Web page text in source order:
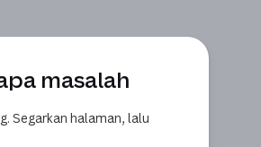
masalah
Segarkan halaman, lalu